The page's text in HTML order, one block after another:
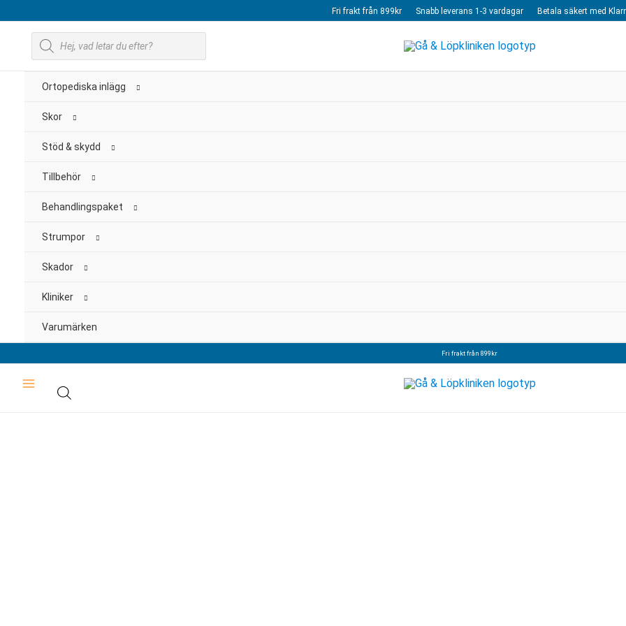
Fri frakt från 899kr Snabb leverans 1-3 vardagar Betala säkert med
Produktsökning
Ortopediska inlägg
Skor
Stöd & skydd
Tillbehör
Behandlingspaket
Strumpor
Skador
Kliniker
Varumärken
Fri frakt från 899kr